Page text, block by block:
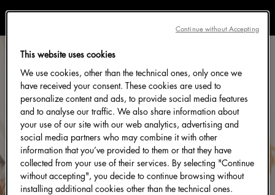
This website uses cookies
We use cookies, other than the technical ones, only once we
have received your consent. These cookies are used to
personalize content and ads, to provide social media features
and to analyse our traffic. We also share information about
your use of our site with our web analytics, advertising and
social media partners who may combine it with other
information that you’ve provided to them or that they have
collected from your use of their services. By selecting "Continue
without accepting", you decide to continue browsing without
installing additional cookies other than the technical ones.
Continue without Accepting